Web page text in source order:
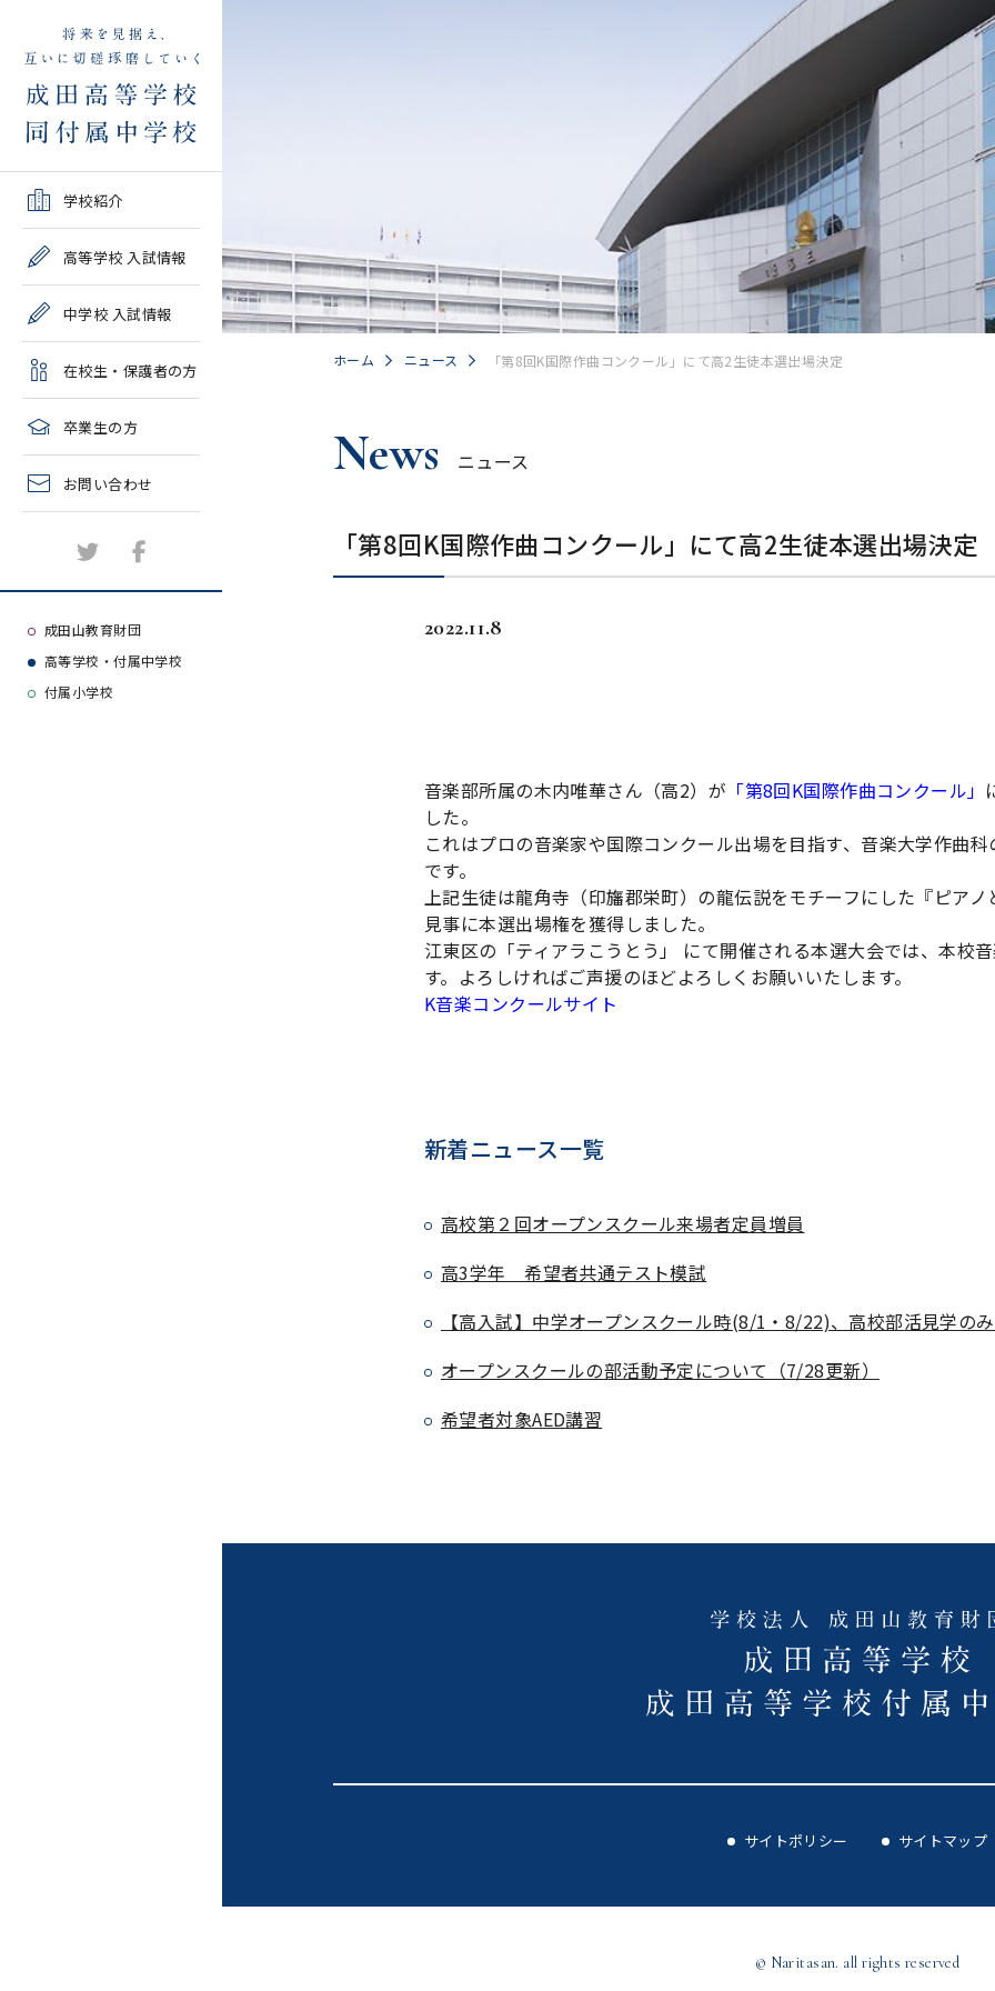
学校紹介
中学情報
高校クラブ紹介
中学クラブ紹介
施設紹介
よくある質問
大学等合格実績
高等学校 入試情報
試結果一覧
学校説明会、一般公開行
事、塾対象入試説明会
中学校 入試情報
試結果一覧
学校説明会、入試説明
会、一般公開行事
在校生・保護者の方
処について
年間教育計画
臨時休校等の特別措置に
卒業生の方
み
2027年度教育実習申し込
み
お問い合わせ
成田山教育財団
高等学校・付属中学校
付属小学校
ホーム ニュース 「第8回K国際作曲コンクール」にて高2生徒本選出場決定
News ニュース
「第8回K国際作曲コンクール」にて高2生徒本選出場決定
2022.11.8
音楽部所属の木内唯華さん（高2）が 「第8回K国際作曲コンクール」
した。
これはプロの音楽家や国際コンクール出場を目指す、音楽大学作曲
です。
上記生徒は龍角寺（印旛郡栄町）の龍伝説をモチーフにした『ピア
見事に本選出場権を獲得しました。
江東区の「ティアラこうとう」 にて開催される本選大会では、本校
す。よろしければご声援のほどよろしくお願いいたします。
K音楽コンクールサイト
新着ニュース一覧
高校第２回オープンスクール来場者定員増員
高3学年 希望者共通テスト模試
【高入試】中学オープンスクール時(8/1・8/22)、高校部活見学の
オープンスクールの部活動予定について（7/28更新）
希望者対象AED講習
サイトポリシー サイトマップ
© Naritasan. all rights reserved